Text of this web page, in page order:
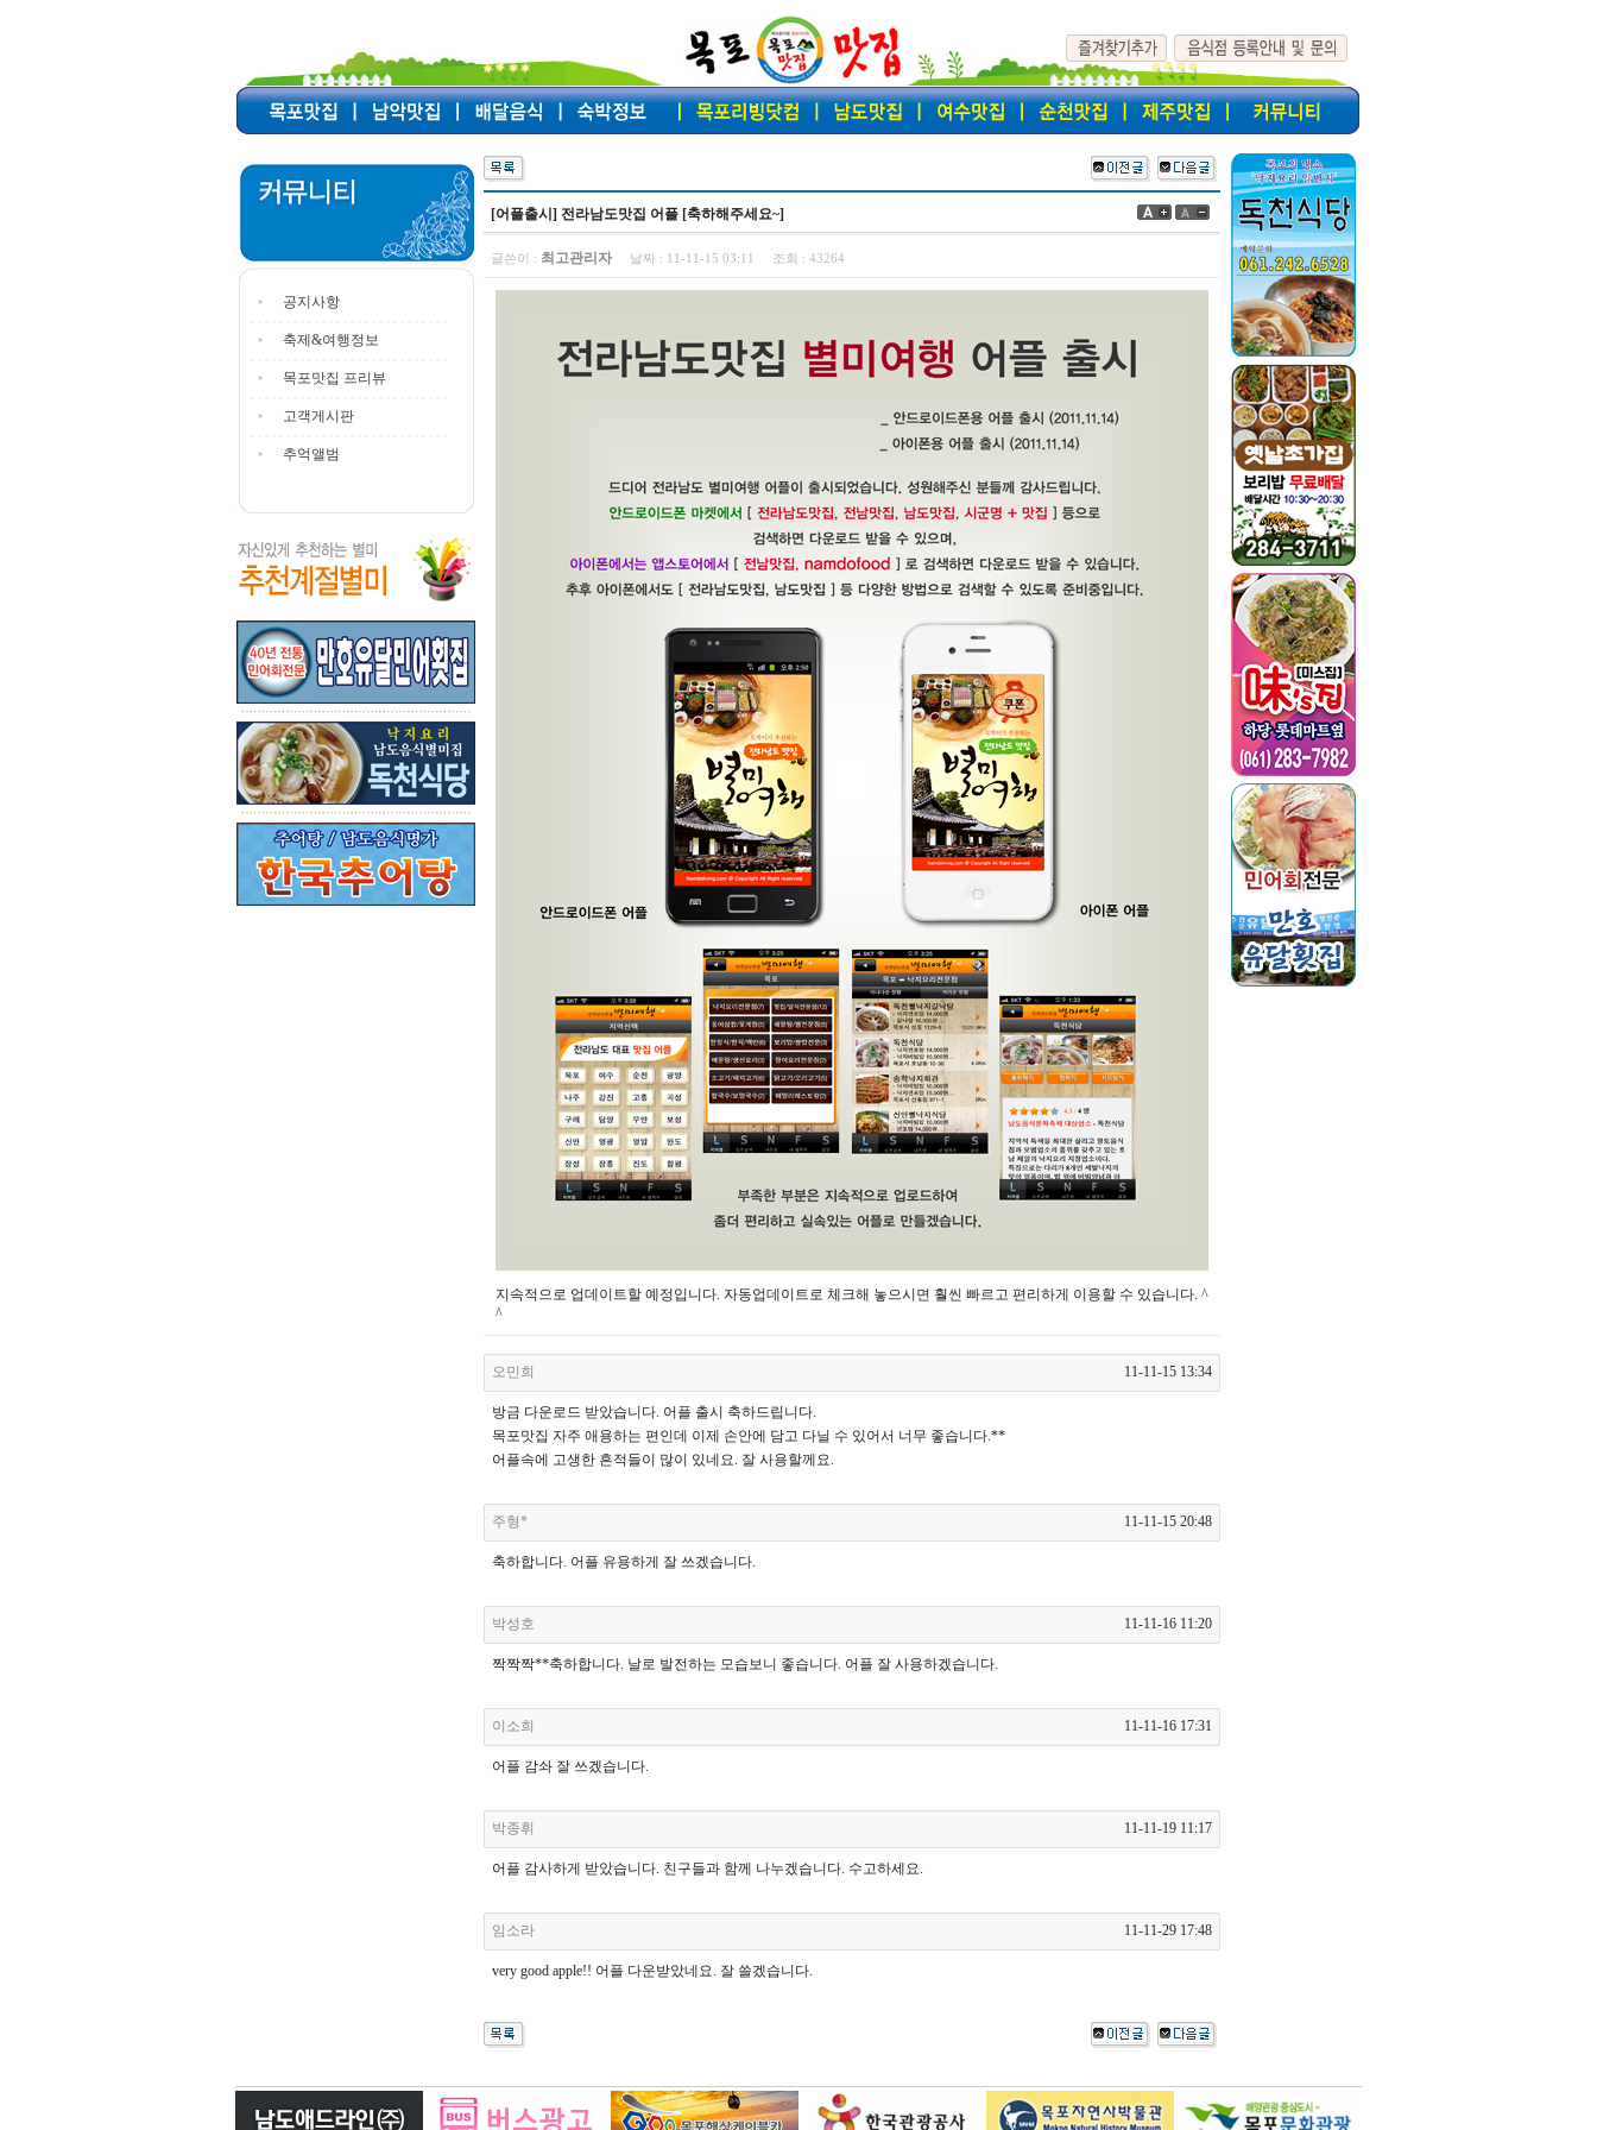
공지사항
축제&여행정보
목포맛집 프리뷰
고객게시판
추억앨범
[어플출시] 전라남도맛집 어플 [축하해주세요~]
글쓴이 : 최고관리자 날짜 : 11-11-15 03:11 조회 : 43264
지속적으로 업데이트할 예정입니다. 자동업데이트로 체크해 놓으시면 훨씬 빠르고 편리하게 이용할 수 있습니다. ^
^
오민희 11-11-15 13:34
방금 다운로드 받았습니다. 어플 출시 축하드립니다.
목포맛집 자주 애용하는 편인데 이제 손안에 담고 다닐 수 있어서 너무 좋습니다.**
어플속에 고생한 흔적들이 많이 있네요. 잘 사용할께요.
주형* 11-11-15 20:48
축하합니다. 어플 유용하게 잘 쓰겠습니다.
박성호 11-11-16 11:20
짝짝짝**축하합니다. 날로 발전하는 모습보니 좋습니다. 어플 잘 사용하겠습니다.
이소희 11-11-16 17:31
어플 감솨 잘 쓰겠습니다.
박종휘 11-11-19 11:17
어플 감사하게 받았습니다. 친구들과 함께 나누겠습니다. 수고하세요.
임소라 11-11-29 17:48
very good apple!! 어플 다운받았네요. 잘 쓸겠습니다.